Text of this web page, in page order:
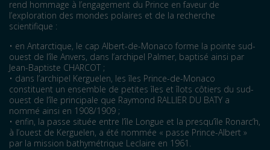
rend hommage à l’engagement du Prince en faveur de
l’exploration des mondes polaires et de la recherche
scientifique :
• en Antarctique, le cap Albert-de-Monaco forme la pointe sud-
ouest de l’île Anvers, dans l’archipel Palmer, baptisé ainsi par
Jean-Baptiste CHARCOT ;
• dans l’archipel Kerguelen, les îles Prince-de-Monaco
constituent un ensemble de petites îles et îlots côtiers du sud-
ouest de l’île principale que Raymond RALLIER DU BATY a
nommé ainsi en 1908/1909 ;
• enfin, la passe située entre l’île Longue et la presqu’île Ronarc’h,
à l’ouest de Kerguelen, a été nommée « passe Prince-Albert »
par la mission bathymétrique Leclaire en 1961.